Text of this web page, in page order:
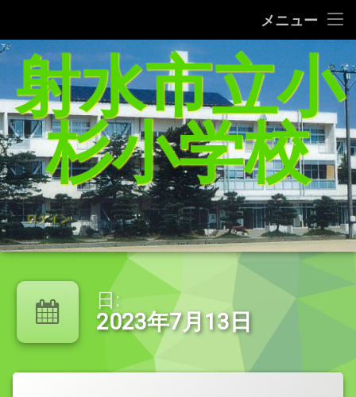
メニュー
給食レシピの紹介(1/27追加）
家庭学習支援サイトまとめ（5／21追加）
杉っ子８つの愛言葉
インターネット利用の約束/「おだいじね」ルール
学校いじめ防止基本方針
登校許可証明書
PTA規約・弔慰規約
令和8年度年間行事予定表
コ
ン
ン
ツ
へ
ス
キ
ッ
プ
射水市立小
杉小学校
ログイン
日:
2023年7月13日